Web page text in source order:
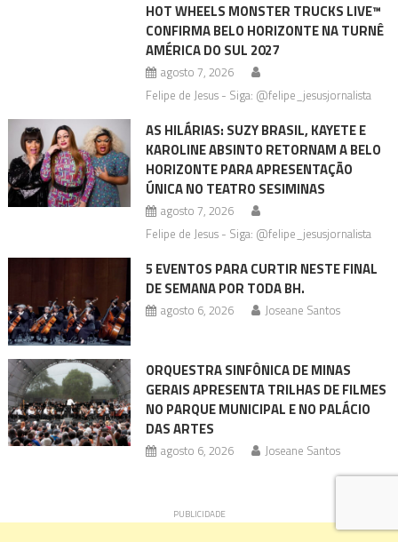
HOT WHEELS MONSTER TRUCKS LIVE™
CONFIRMA BELO HORIZONTE NA TURNÊ
AMÉRICA DO SUL 2027
agosto 7, 2026
Felipe de Jesus - Siga: @felipe_jesusjornalista
AS HILÁRIAS: SUZY BRASIL, KAYETE E
KAROLINE ABSINTO RETORNAM A BELO
HORIZONTE PARA APRESENTAÇÃO
ÚNICA NO TEATRO SESIMINAS
agosto 7, 2026
Felipe de Jesus - Siga: @felipe_jesusjornalista
5 EVENTOS PARA CURTIR NESTE FINAL
DE SEMANA POR TODA BH.
agosto 6, 2026 Joseane Santos
ORQUESTRA SINFÔNICA DE MINAS
GERAIS APRESENTA TRILHAS DE FILMES
NO PARQUE MUNICIPAL E NO PALÁCIO
DAS ARTES
agosto 6, 2026 Joseane Santos